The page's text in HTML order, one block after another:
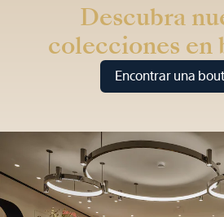
Descubra
colecciones en
Encontrar una